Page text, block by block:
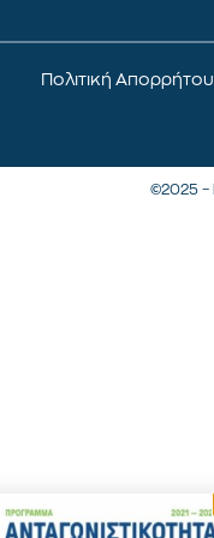
Πολιτική Απορρήτου
©2025 –